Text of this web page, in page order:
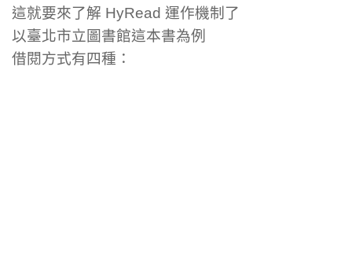
這就要來了解 HyRead 運作機制了
以臺北市立圖書館這本書為例
借閱方式有四種：